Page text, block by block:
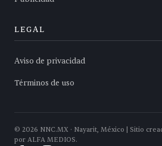
LEGAL
Aviso de privacidad
Términos de uso
© 2026 NNC.MX · Nayarit, México | Sitio
por ALFA MEDIOS.